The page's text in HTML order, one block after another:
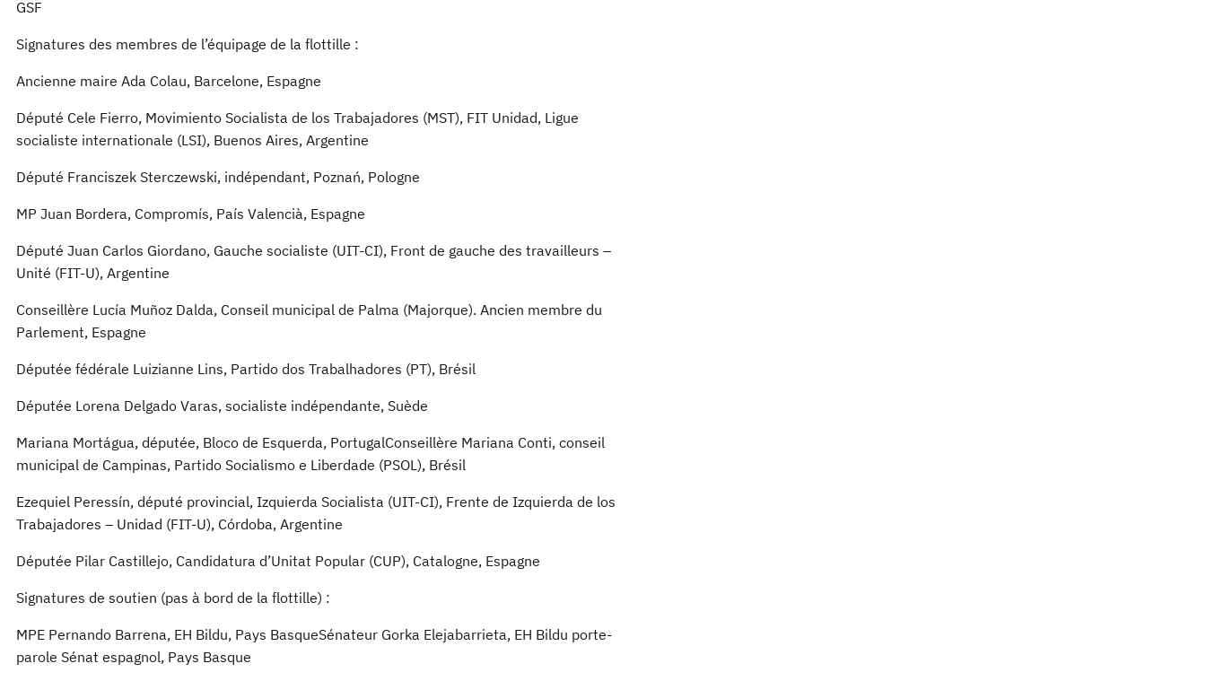
GSF
Signatures des membres de l’équipage de la flottille :
Ancienne maire Ada Colau, Barcelone, Espagne
Député Cele Fierro, Movimiento Socialista de los Trabajadores (MST), FIT Unidad, Ligue
socialiste internationale (LSI), Buenos Aires, Argentine
Député Franciszek Sterczewski, indépendant, Poznań, Pologne
MP Juan Bordera, Compromís, País Valencià, Espagne
Député Juan Carlos Giordano, Gauche socialiste (UIT-CI), Front de gauche des travailleurs –
Unité (FIT-U), Argentine
Conseillère Lucía Muñoz Dalda, Conseil municipal de Palma (Majorque). Ancien membre du
Parlement, Espagne
Députée fédérale Luizianne Lins, Partido dos Trabalhadores (PT), Brésil
Députée Lorena Delgado Varas, socialiste indépendante, Suède
Mariana Mortágua, députée, Bloco de Esquerda, PortugalConseillère Mariana Conti, conseil
municipal de Campinas, Partido Socialismo e Liberdade (PSOL), Brésil
Ezequiel Peressín, député provincial, Izquierda Socialista (UIT-CI), Frente de Izquierda de los
Trabajadores – Unidad (FIT-U), Córdoba, Argentine
Députée Pilar Castillejo, Candidatura d’Unitat Popular (CUP), Catalogne, Espagne
Signatures de soutien (pas à bord de la flottille) :
MPE Pernando Barrena, EH Bildu, Pays BasqueSénateur Gorka Elejabarrieta, EH Bildu porte-
parole Sénat espagnol, Pays Basque